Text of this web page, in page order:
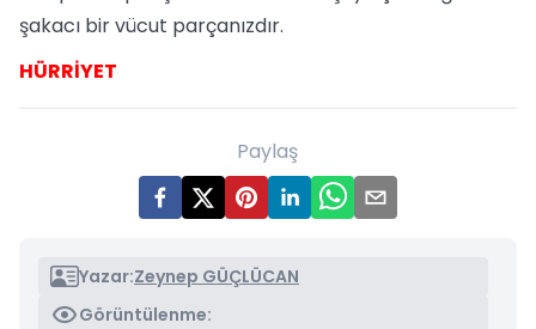
şakacı bir vücut parçanızdır.
HÜRRİYET
Paylaş
Yazar:Zeynep GÜÇLÜCAN
Görüntülenme: